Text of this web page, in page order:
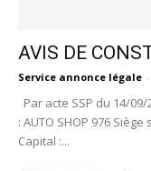
AVIS DE
Service annonce légale -
Par acte SSP du 14/
: AUTO SHOP 976
Capital :...